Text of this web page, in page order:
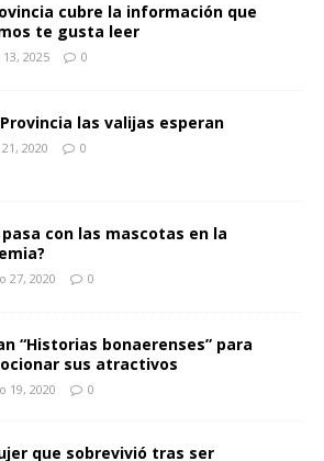
cubre la información que
te gusta leer
2025 0
las valijas esperan
2020 0
pasa con las mascotas en la
27, 2020 0
“Historias bonaerenses” para
sus atractivos
19, 2020 0
que sobrevivió tras ser